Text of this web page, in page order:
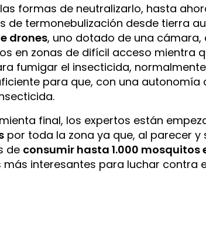
formas de neutralizarlo, hasta
de termonebulización desde tierra
drones, uno dotado de una
en zonas de difícil acceso mientra
fumigar el insecticida,
para que, con una
final, los expertos están
por toda la zona ya que, al parecer
de consumir hasta 1.000 mosquitos
más interesantes para luchar contra